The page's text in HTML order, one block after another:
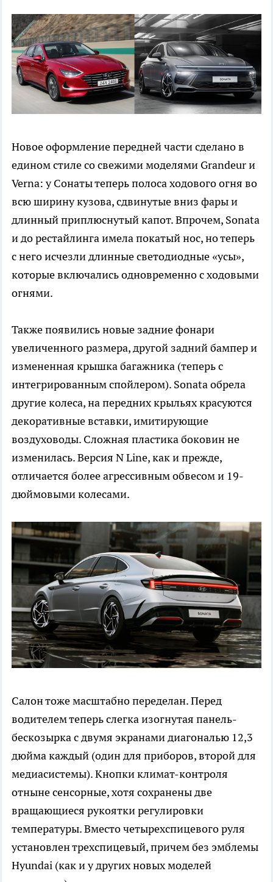
Новое оформление передней части сделано в
едином стиле со свежими моделями Grandeur и
Verna: у Сонаты теперь полоса ходового огня во
всю ширину кузова, сдвинутые вниз фары и
длинный приплюснутый капот. Впрочем, Sonata
и до рестайлинга имела покатый нос, но теперь
с него исчезли длинные светодиодные «усы»,
которые включались одновременно с ходовыми
огнями.
Также появились новые задние фонари
увеличенного размера, другой задний бампер и
измененная крышка багажника (теперь с
интегрированным спойлером). Sonata обрела
другие колеса, на передних крыльях красуются
декоративные вставки, имитирующие
воздуховоды. Сложная пластика боковин не
изменилась. Версия N Line, как и прежде,
отличается более агрессивным обвесом и 19-
дюймовыми колесами.
Салон тоже масштабно переделан. Перед
водителем теперь слегка изогнутая панель-
бескозырка с двумя экранами диагональю 12,3
дюйма каждый (один для приборов, второй для
медиасистемы). Кнопки климат-контроля
отныне сенсорные, хотя сохранены две
вращающиеся рукоятки регулировки
температуры. Вместо четырехспицевого руля
установлен трехспицевый, причем без эмблемы
Hyundai (как и у других новых моделей